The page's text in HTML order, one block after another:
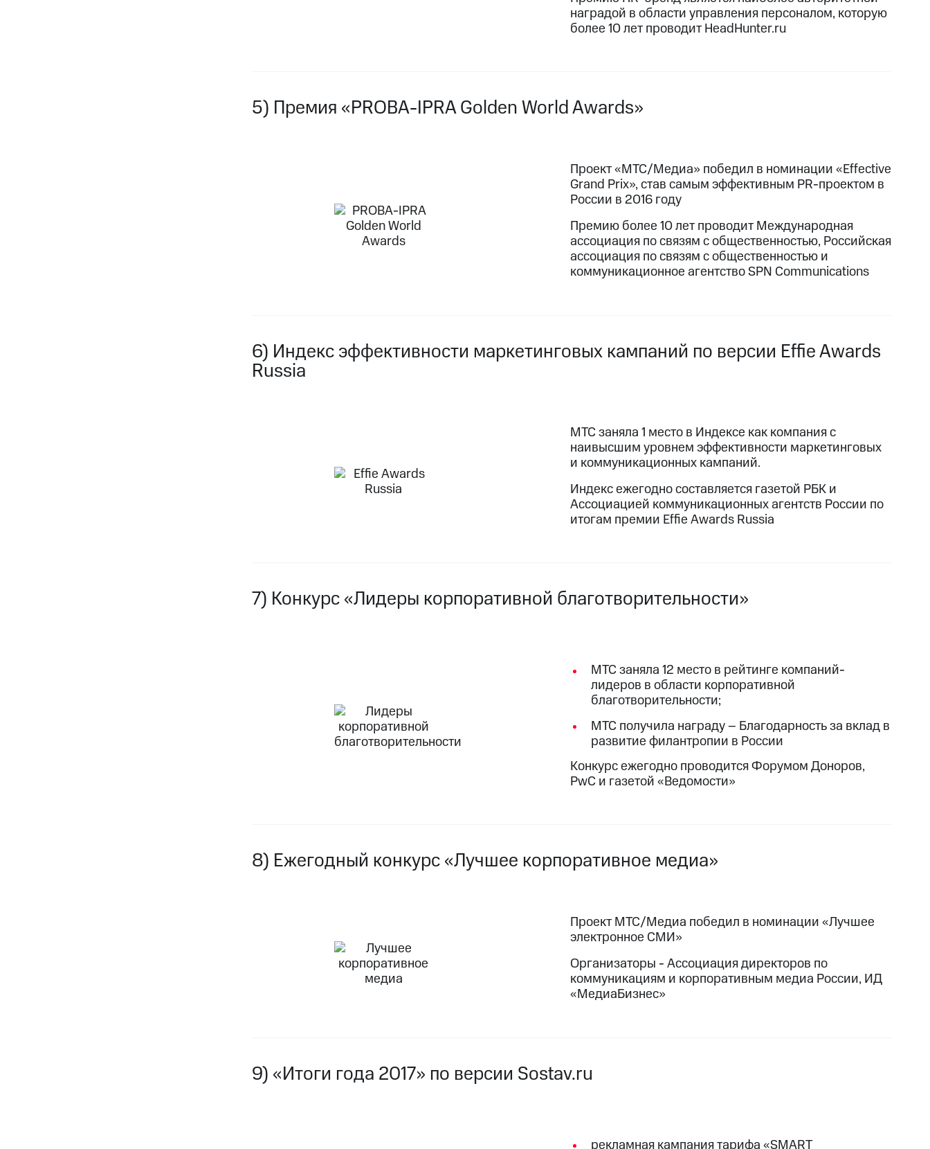
наградой в области управления персоналом, которую
более 10 лет проводит HeadHunter.ru
5) Премия «PROBA-IPRA Golden World Awards»
Проект «МТС/Медиа» победил в номинации «Effective
Grand Prix», став самым эффективным PR-проектом в
России в 2016 году
Премию более 10 лет проводит Международная
ассоциация по связям с общественностью, Российская
ассоциация по связям с общественностью и
коммуникационное агентство SPN Communications
6) Индекс эффективности маркетинговых кампаний по версии Effie Awards
Russia
МТС заняла 1 место в Индексе как компания с
наивысшим уровнем эффективности маркетинговых
и коммуникационных кампаний.
Индекс ежегодно составляется газетой РБК и
Ассоциацией коммуникационных агентств России по
итогам премии Effie Awards Russia
7) Конкурс «Лидеры корпоративной благотворительности»
МТС заняла 12 место в рейтинге компаний-
лидеров в области корпоративной
благотворительности;
МТС получила награду – Благодарность за вклад в
развитие филантропии в России
Конкурс ежегодно проводится Форумом Доноров,
PwC и газетой «Ведомости»
8) Ежегодный конкурс «Лучшее корпоративное медиа»
Проект МТС/Медиа победил в номинации «Лучшее
электронное СМИ»
Организаторы - Ассоциация директоров по
коммуникациям и корпоративным медиа России, ИД
«МедиаБизнес»
9) «Итоги года 2017» по версии Sostav.ru
рекламная кампания тарифа «SMART